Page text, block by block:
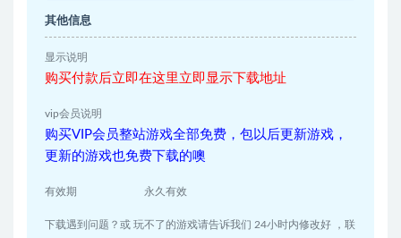
其他信息
显示说明
购买付款后立即在这里立即显示下载地址
vip会员说明
购买VIP会员整站游戏全部免费，包以后更新游戏，
更新的游戏也免费下载的噢
有效期 永久有效
下载遇到问题？或 玩不了的游戏请告诉我们 24小时内修改好 ，联